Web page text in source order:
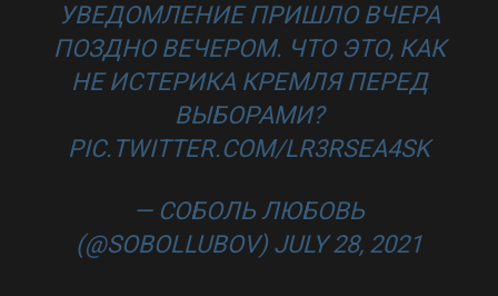
УВЕДОМЛЕНИЕ ПРИШЛО ВЧЕРА
ПОЗДНО ВЕЧЕРОМ. ЧТО ЭТО, КАК
НЕ ИСТЕРИКА КРЕМЛЯ ПЕРЕД
ВЫБОРАМИ?
PIC.TWITTER.COM/LR3RSEA4SK
— СОБОЛЬ ЛЮБОВЬ
(@SOBOLLUBOV) JULY 28, 2021